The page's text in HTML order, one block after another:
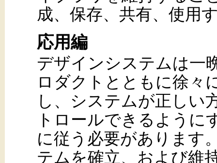
成、保存、共有、使用
応用編
デザインシステムは一
ロダクトとともに徐々
し、システムが正しい
トロールできるように
に従う必要があります
テムを確立、および維